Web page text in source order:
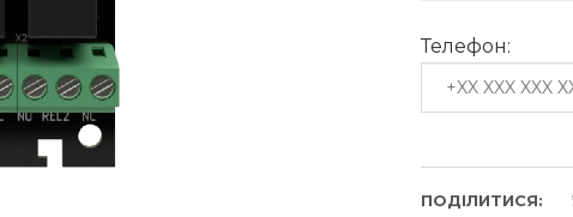
Телефон:
ПОДІЛИТИСЯ: